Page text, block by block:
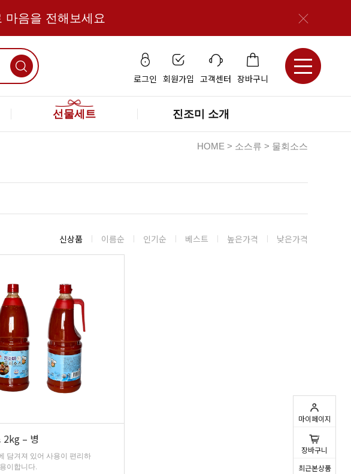
마이페이지
0
장바구니
최근본상품
마음을 전해보세요
로그인 회원가입 고객센터 장바구니
선물세트 진조미 소개
HOME > 소스류 > 물회소스
신상품 이름순 인기순 베스트 높은가격 낮은가격
2kg – 병
담겨져 있어 사용이 편리하
이합니다.